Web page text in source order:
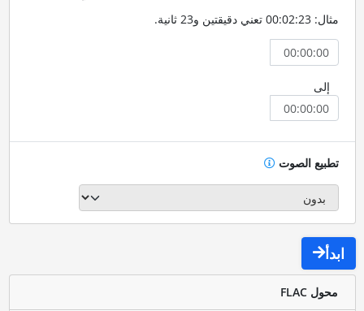
مثال: 00:02:23 تعني دقيقتين و23 ثانية.
إلى
تطبيع الصوت
ابدأ
محول FLAC